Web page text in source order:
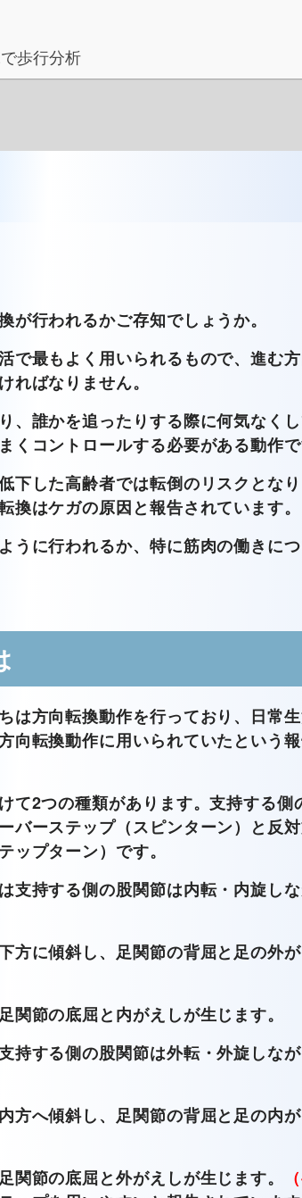
歩行分析
が行われるかご存知でしょうか。
で最もよく用いられるもので、進む
ればなりません。
、誰かを追ったりする際に何気なく
くコントロールする必要がある動作で
下した高齢者では転倒のリスクとなり
換はケガの原因と報告されています。
うに行われるか、特に筋肉の働きに
は方向転換動作を行っており、日常
向転換動作に用いられていたという
て2つの種類があります。支持する側
バーステップ（スピンターン）と反
ップターン）です。
支持する側の股関節は内転・内旋しな
方に傾斜し、足関節の背屈と足の外
関節の底屈と内がえしが生じます。
持する側の股関節は外転・外旋しな
方へ傾斜し、足関節の背屈と足の内
関節の底屈と外がえしが生じます。